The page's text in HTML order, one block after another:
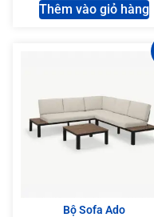
Thêm vào giỏ hàng
Bộ Sofa Ado